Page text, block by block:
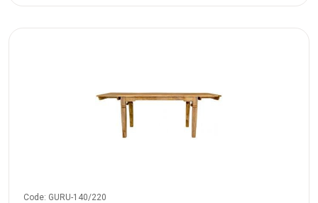
Code: GURU-140/220